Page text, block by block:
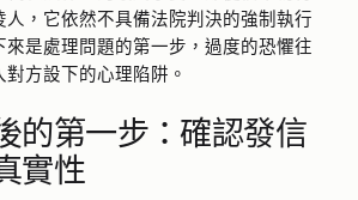
人，它依然不具備法院判決的強制執行
來是處理問題的第一步，過度的恐懼往
方設下的心理陷阱。
的第一步：確認發信
實性